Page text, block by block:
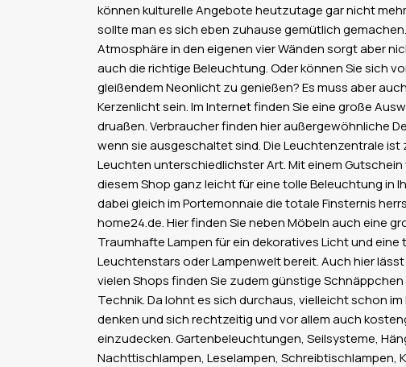
können kulturelle Angebote heutzutage gar nicht
sollte man es sich eben zuhause gemütlich
Atmosphäre in den eigenen vier Wänden sorgt aber
auch die richtige Beleuchtung. Oder können Sie sich
gleißendem Neonlicht zu genießen? Es muss aber
Kerzenlicht sein. Im Internet finden Sie eine große
druaßen. Verbraucher finden hier außergewöhnliche
wenn sie ausgeschaltet sind. Die Leuchtenzentrale
Leuchten unterschiedlichster Art. Mit einem
diesem Shop ganz leicht für eine tolle Beleuchtung in
dabei gleich im Portemonnaie die totale Finsternis
home24.de. Hier finden Sie neben Möbeln auch eine
Traumhafte Lampen für ein dekoratives Licht und
Leuchtenstars oder Lampenwelt bereit. Auch hier
vielen Shops finden Sie zudem günstige Schnäppchen
Technik. Da lohnt es sich durchaus, vielleicht schon
denken und sich rechtzeitig und vor allem auch
einzudecken. Gartenbeleuchtungen, Seilsysteme,
Nachttischlampen, Leselampen, Schreibtischlampen,